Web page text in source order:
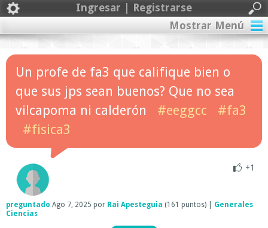
Ingresar | Registrarse
Mostrar Menú
Un profe de fa3 que califique bien o
que sus jps sean buenos? Que no sea
vilcapoma ni calderón
#eeggcc
#fa3
#fisica3
+1
preguntado Ago 7, 2025 por Rai Apesteguia (161 puntos)
Generales
Ciencias